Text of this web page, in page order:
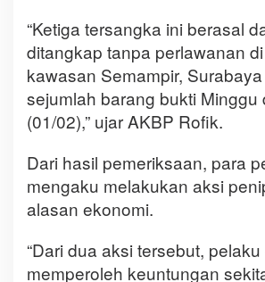
“Ketiga tersangka ini berasal
ditangkap tanpa perlawanan
kawasan Semampir,
sejumlah barang bukti Minggu
(01/02),” ujar AKBP Rofik.
Dari hasil pemeriksaan, para
mengaku melakukan aksi
alasan ekonomi.
“Dari dua aksi tersebut,
memperoleh keuntungan